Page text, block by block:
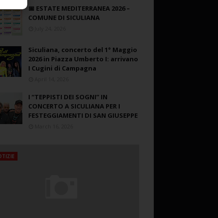
📅 ESTATE MEDITERRANEA 2026 –
COMUNE DI SICULIANA
Siculiana, concerto del 1° Maggio
2026 in Piazza Umberto I: arrivano
I Cugini di Campagna
I “TEPPISTI DEI SOGNI” IN
CONCERTO A SICULIANA PER I
FESTEGGIAMENTI DI SAN GIUSEPPE